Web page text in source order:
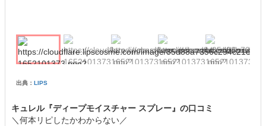
出典： LIPS
キュレル『ディープモイスチャー スプレー』の口コミ
＼何本リピしたかわからない／